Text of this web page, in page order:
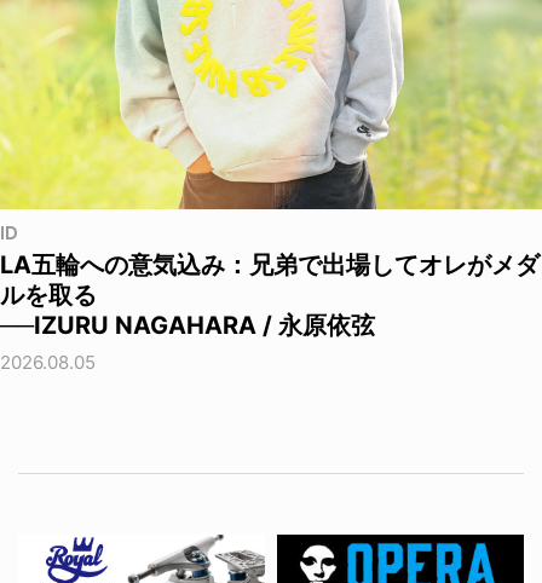
ID
LA五輪への意気込み：兄弟で出場してオレがメダ
ルを取る
──IZURU NAGAHARA / 永原依弦
2026.08.05